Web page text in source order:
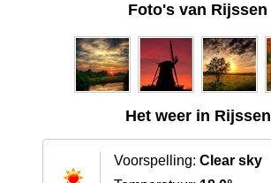
Foto's van Rijssen
Het weer in Rijssen
Voorspelling: Clear sky